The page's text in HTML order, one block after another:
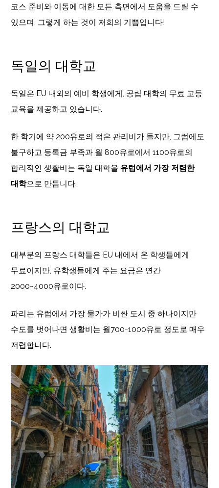
코스 준비와 이동에 대한 모든 측면에서 도움을 드릴 수
있으며, 그렇게 하는 것이 저희의 기쁨입니다!
독일의 대학교
독일은 EU 내외의 예비 학생에게, 공립 대학의 무료 고등
교육을 제공하고 있습니다.
한 학기에 약 200유로의 적은 관리비가 들지만, 그럼에도
불구하고 등록금 부족과 월 800유로에서 1100유로의
합리적인 생활비는 독일 대학을 유럽에서 가장 저렴한
대학으로 만듭니다.
프랑스의 대학교
대부분의 프랑스 대학들은 EU 내에서 온 학생들에게
무료이지만, 유학생들에게 주는 요금은 연간
2000~4000유로이다.
파리는 유럽에서 가장 물가가 비싼 도시 중 하나이지만
수도를 벗어나면 생활비는 월700-1000유로 정도로 매우
저렵합니다.